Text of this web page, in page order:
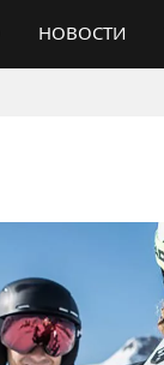
НОВОСТИ